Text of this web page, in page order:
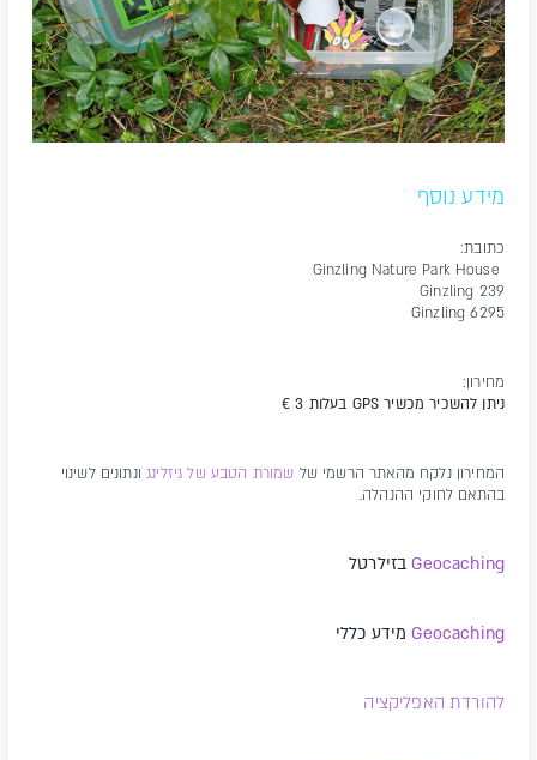
מידע נוסף
כתובת:
Ginzling 239
6295 Ginzling
מחירון:
ניתן להשכיר מכשיר GPS בעלות 3 €
המחירון נלקח מהאתר הרשמי של שמורת הטבע של גיזלינגונתונים לשינוי
בהתאם לחוקי ההנהלה.
Geocaching בזילרטל
Geocachingמידע כללי
להורדת האפליקציה